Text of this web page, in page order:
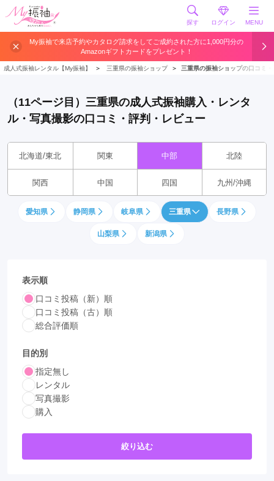
探す ログイン MENU
My振袖で来店予約やカタログ請求をしてご成約された方に1,000円分の
Amazonギフトカードをプレゼント！
成人式振袖レンタル【My振袖】 ＞ 三重県の振袖ショップ ＞ 三重県の振袖ショップの口コミ
（11ページ目）三重県の成人式振袖購入・レンタ
ル・写真撮影の口コミ・評判・レビュー
北海道/東北 関東 中部 北陸
関西 中国 四国 九州/沖縄
愛知県 静岡県 岐阜県 三重県 長野県
山梨県 新潟県
表示順
口コミ投稿（新）順
口コミ投稿（古）順
総合評価順
目的別
指定無し
レンタル
写真撮影
購入
絞り込む